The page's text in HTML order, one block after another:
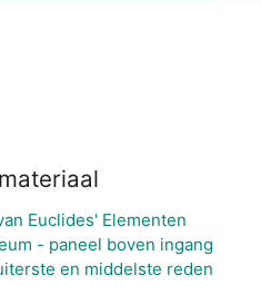
Euclides' Elementen
- paneel boven ingang
en middelste reden